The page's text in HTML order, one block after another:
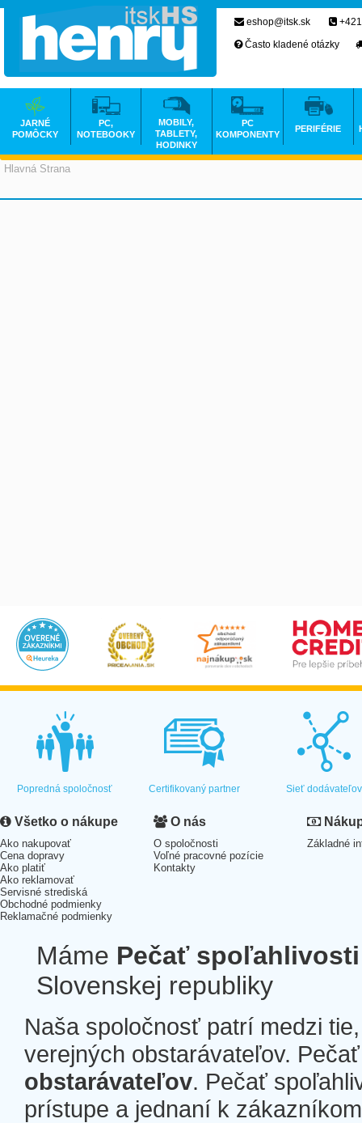
Hlavná Strana
eshop@itsk.sk
Často kladené otázky
JARNÉ
POMÔCKY
PC,
NOTEBOOKY
MOBILY,
TABLETY,
HODINKY
PC
KOMPONENTY
PERIFÉRIE
Popredná spoločnosť Certifikovaný partner Sieť dodávateľov
Všetko o nákupe
Ako nakupovať
Cena dopravy
Ako platiť
Ako reklamovať
Servisné strediská
Obchodné podmienky
Reklamačné podmienky
O nás
O spoločnosti
Voľné pracovné pozície
Kontakty
Základné
Máme Pečať spoľahlivosti
Slovenskej republiky
Naša spoločnosť patrí medzi
verejných obstarávateľov.
obstarávateľov. Pečať
prístupe a jednaní k